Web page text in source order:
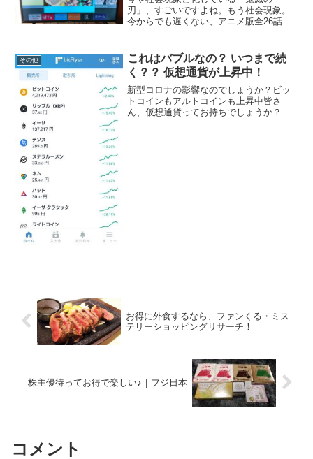
刃」、すごいですよね。もう社会現象。
今からでも遅くない、アニメ版全26話を
ツ．．．ホントに老若男女が鬼滅の刃の
話をしています。私ね、恥ずかしな...
その他
これはバブルなの？ いつまで続
く？？ 仮想通貨が上昇中！
新型コロナの影響なのでしょうか？ビッ
トコインもアルトコインも上昇中皆さ
ん、仮想通貨ってお持ちでしょうか？私
お得に外食するなら、ファンくる・ミス
テリーショッピングリサーチ！
株主優待ってお得で楽しい♪｜フジ日本
コメント